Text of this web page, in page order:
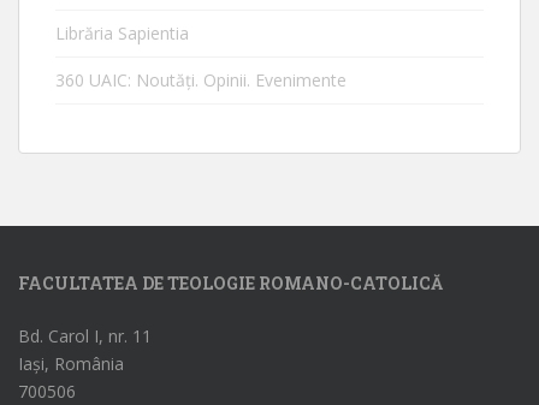
Librăria Sapientia
360 UAIC: Noutăţi. Opinii. Evenimente
FACULTATEA DE TEOLOGIE ROMANO-CATOLICĂ
Bd. Carol I, nr. 11
Iași, România
700506